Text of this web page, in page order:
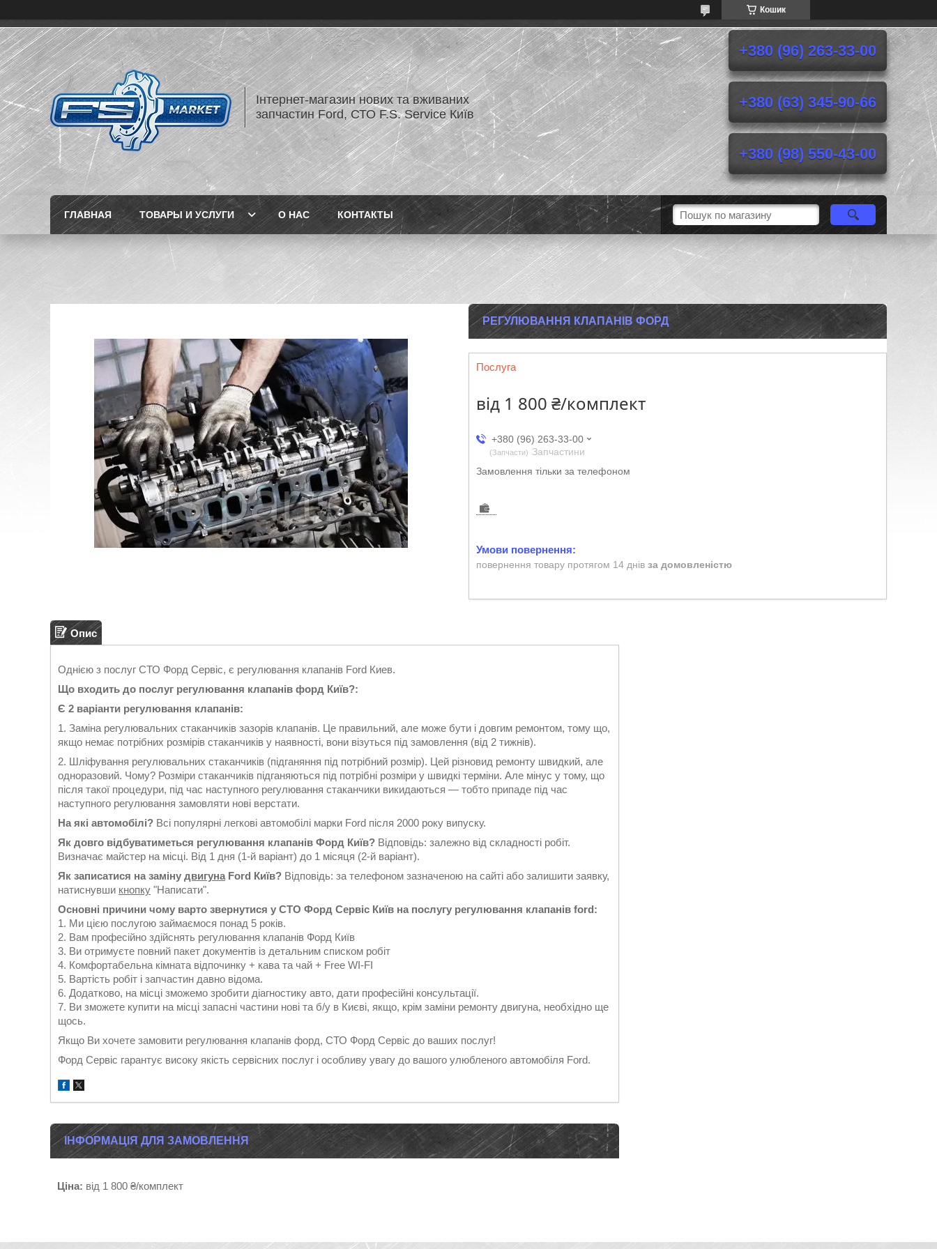
Кошик
Інтернет-магазин нових та вживаних
запчастин Ford, СТО F.S. Service Київ
+380 (96) 263-33-00
+380 (63) 345-90-66
+380 (98) 550-43-00
ГЛАВНАЯ ТОВАРЫ И УСЛУГИ О НАС КОНТАКТЫ
РЕГУЛЮВАННЯ КЛАПАНІВ ФОРД
Послуга
від 1 800 ₴/комплект
+380 (96) 263-33-00
Запчасти
Запчастини
Замовлення тільки за телефоном
повернення товару протягом 14 днів за домовленістю
Опис
Однією з послуг СТО Форд Сервіс, є регулювання клапанів Ford Киев.
Що входить до послуг регулювання клапанів форд Київ?:
Є 2 варіанти регулювання клапанів:
1. Заміна регулювальних стаканчиків зазорів клапанів. Це правильний, але може бути і довгим ремонтом, тому що,
якщо немає потрібних розмірів стаканчиків у наявності, вони візуться під замовлення (від 2 тижнів).
2. Шліфування регулювальних стаканчиків (підганяння під потрібний розмір). Цей різновид ремонту швидкий, але
одноразовий. Чому? Розміри стаканчиків підганяються під потрібні розміри у швидкі терміни. Але мінус у тому, що
після такої процедури, під час наступного регулювання стаканчики викидаються — тобто припаде під час
наступного регулювання замовляти нові верстати.
На які автомобілі? Всі популярні легкові автомобілі марки Ford після 2000 року випуску.
Як довго відбуватиметься регулювання клапанів Форд Київ? Відповідь: залежно від складності робіт.
Визначає майстер на місці. Від 1 дня (1-й варіант) до 1 місяця (2-й варіант).
Як записатися на заміну двигуна Ford Київ? Відповідь: за телефоном зазначеною на сайті або залишити заявку,
натиснувши кнопку "Написати".
Основні причини чому варто звернутися у СТО Форд Сервіс Київ на послугу регулювання клапанів ford:
1. Ми цією послугою займаємося понад 5 років.
2. Вам професійно здійснять регулювання клапанів Форд Київ
3. Ви отримуєте повний пакет документів із детальним списком робіт
4. Комфортабельна кімната відпочинку + кава та чай + Free WI-FI
5. Вартість робіт і запчастин давно відома.
6. Додатково, на місці зможемо зробити діагностику авто, дати професійні консультації.
7. Ви зможете купити на місці запасні частини нові та б/у в Києві, якщо, крім заміни ремонту двигуна, необхідно ще
щось.
Якщо Ви хочете замовити регулювання клапанів форд, СТО Форд Сервіс до ваших послуг!
Форд Сервіс гарантує високу якість сервісних послуг і особливу увагу до вашого улюбленого автомобіля Ford.
ІНФОРМАЦІЯ ДЛЯ ЗАМОВЛЕННЯ
Ціна: від 1 800 ₴/комплект